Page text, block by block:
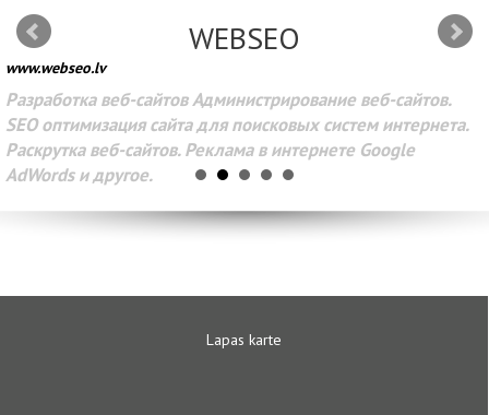
WEBSEO
www.webseo.lv
Разработка веб-сайтов Администрирование веб-сайтов.
SEO оптимизация сайта для поисковых систем интернета.
Раскрутка веб-сайтов. Реклама в интернете Google
AdWords и другое.
Lapas karte